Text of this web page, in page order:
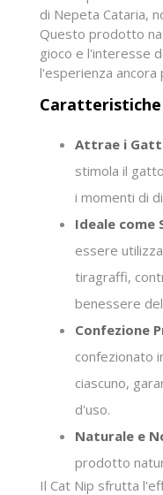
di Nepeta Cataria,
Questo prodotto
gioco e l'interesse
l'esperienza
Attrae i
stimola il
i momenti di
Ideale come
essere
tiragraffi,
benessere
Confezione
confezionato
ciascuno,
d'uso.
Naturale e
prodotto
Il Cat Nip sfrutta